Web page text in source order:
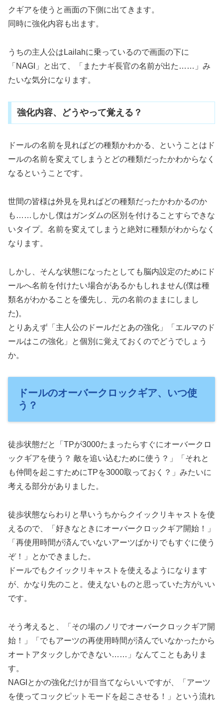
クギアを使うと画面の下側に出てきます。
同時に強化内容も出ます。
うちの主人公はLailahに乗っているので画面の下に
「NAGI」と出て、「またナギ長官の名前が出た……」み
たいな気分になります。
強化内容、どうやって覚える？
ドールの名前を見ればどの種類かわかる、ということはド
ールの名前を変えてしまうとどの種類だったかわからなく
なるということです。
世間の皆様は外見を見ればどの種類だったかわかるのか
も……しかし僕はガンダムの区別を付けることすらできな
いタイプ。名前を変えてしまうと絶対に種類がわからなく
なります。
しかし、そんな状態になったとしても脳内設定のためにド
ールへ名前を付けたい場合があるかもしれません(僕は種
類名がわかることを優先し、元の名前のままにしまし
た)。
とりあえず「主人公のドールだとあの強化」「エルマのド
ールはこの強化」と個別に覚えておくのでどうでしょう
か。
ドールのオーバークロックギア、いつ使
う？
徒歩状態だと「TPが3000たまったらすぐにオーバークロ
ックギアを使う？ 敵を追い込むために使う？」「それと
も仲間を起こすためにTPを3000取っておく？」みたいに
考える部分がありました。
徒歩状態ならわりと早いうちからクイックリキャストを使
えるので、「好きなときにオーバークロックギア開始！」
「再使用時間が済んでいないアーツばかりでもすぐに使う
ぞ！」とかできました。
ドールでもクイックリキャストを使えるようになります
が、かなり先のこと。使えないものと思っていた方がいい
です。
そう考えると、「その場のノリでオーバークロックギア開
始！」「でもアーツの再使用時間が済んでいなかったから
オートアタックしかできない……」なんてこともありま
す。
NAGIとかの強化だけが目当てならいいですが、「アーツ
を使ってコックピットモードを起こさせる！」という流れ